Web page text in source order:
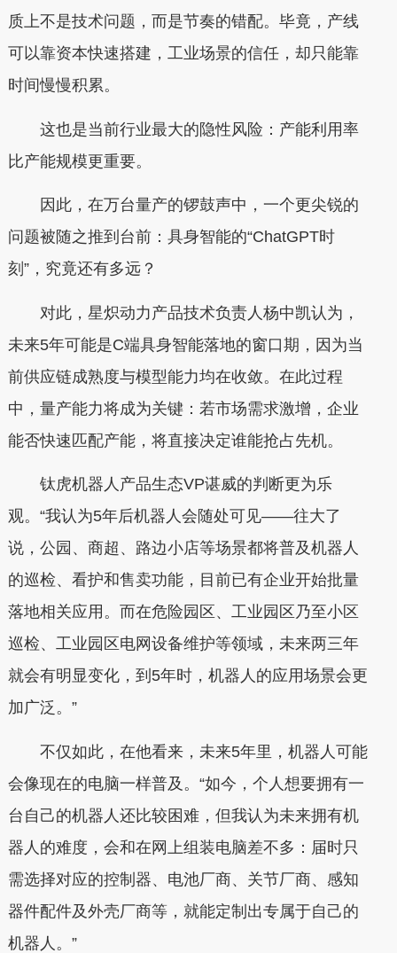
质上不是技术问题，而是节奏的错配。毕竟，产线
可以靠资本快速搭建，工业场景的信任，却只能靠
时间慢慢积累。
这也是当前行业最大的隐性风险：产能利用率
比产能规模更重要。
因此，在万台量产的锣鼓声中，一个更尖锐的
问题被随之推到台前：具身智能的“ChatGPT时
刻”，究竟还有多远？
对此，星炽动力产品技术负责人杨中凯认为，
未来5年可能是C端具身智能落地的窗口期，因为当
前供应链成熟度与模型能力均在收敛。在此过程
中，量产能力将成为关键：若市场需求激增，企业
能否快速匹配产能，将直接决定谁能抢占先机。
钛虎机器人产品生态VP谌威的判断更为乐
观。“我认为5年后机器人会随处可见——往大了
说，公园、商超、路边小店等场景都将普及机器人
的巡检、看护和售卖功能，目前已有企业开始批量
落地相关应用。而在危险园区、工业园区乃至小区
巡检、工业园区电网设备维护等领域，未来两三年
就会有明显变化，到5年时，机器人的应用场景会更
加广泛。”
不仅如此，在他看来，未来5年里，机器人可能
会像现在的电脑一样普及。“如今，个人想要拥有一
台自己的机器人还比较困难，但我认为未来拥有机
器人的难度，会和在网上组装电脑差不多：届时只
需选择对应的控制器、电池厂商、关节厂商、感知
器件配件及外壳厂商等，就能定制出专属于自己的
机器人。”